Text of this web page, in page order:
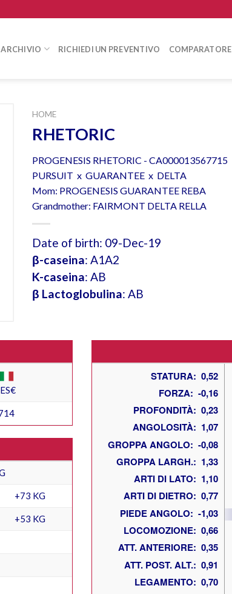
ARCHIVIO RICHIEDI UN PREVENTIVO COMPARATORE
HOME
RHETORIC
PROGENESIS RHETORIC - CA000013567715
PURSUIT x GUARANTEE x DELTA
Mom: PROGENESIS GUARANTEE REBA
Grandmother: FAIRMONT DELTA RELLA
Date of birth: 09-Dec-19
β-caseina: A1A2
K-caseina: AB
β Lactoglobulina: AB
+73 KG
+53 KG